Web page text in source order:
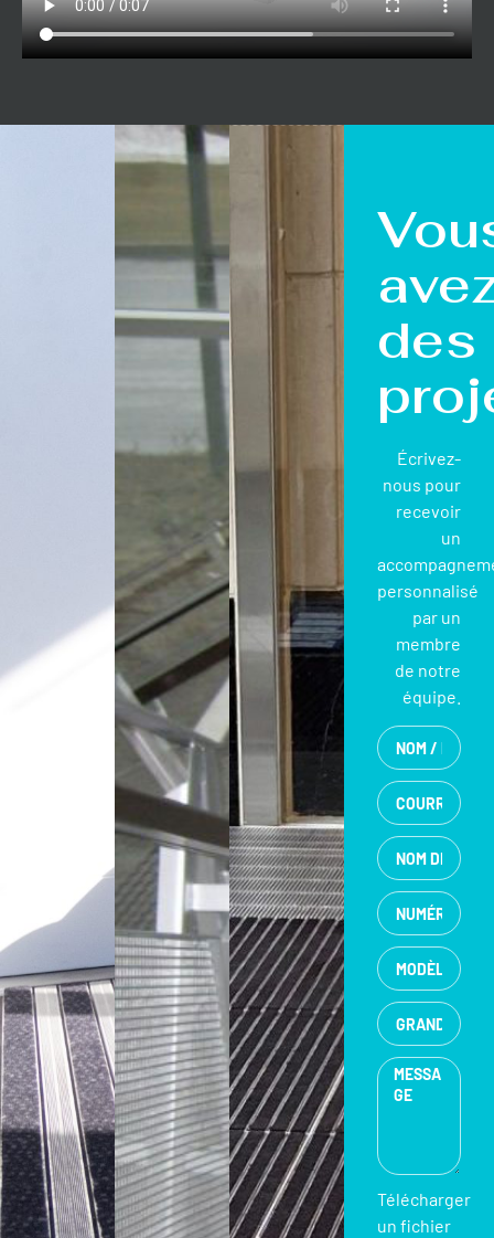
des
Écrivez-
nous pour
recevoir
un
personnalisé
par un
membre
de notre
équipe.
Télécharger
un fichier